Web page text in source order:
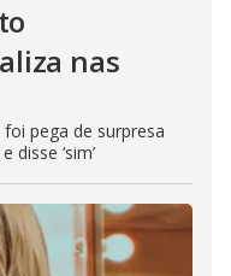
nas
pega de surpresa
disse ‘sim’